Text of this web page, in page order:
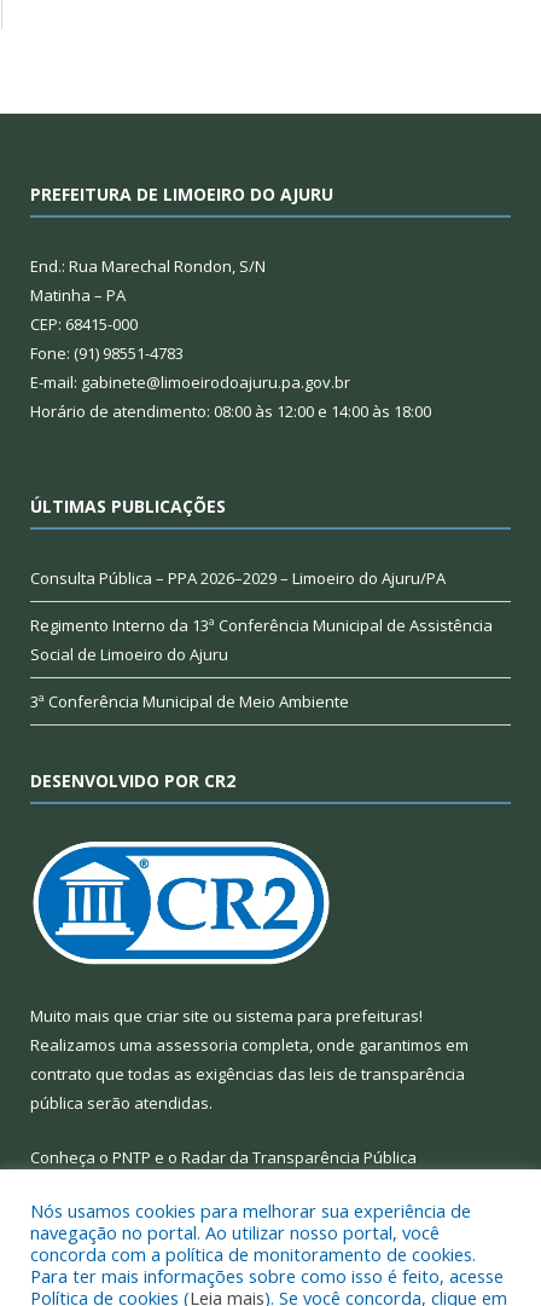
PREFEITURA DE LIMOEIRO DO AJURU
End.: Rua Marechal Rondon, S/N
Matinha – PA
CEP: 68415-000
Fone: (91) 98551-4783
E-mail: gabinete@limoeirodoajuru.pa.gov.br
Horário de atendimento: 08:00 às 12:00 e 14:00 às 18:00
ÚLTIMAS PUBLICAÇÕES
Consulta Pública – PPA 2026–2029 – Limoeiro do Ajuru/PA
Regimento Interno da 13ª Conferência Municipal de Assistência
Social de Limoeiro do Ajuru
3ª Conferência Municipal de Meio Ambiente
DESENVOLVIDO POR CR2
Muito mais que criar site ou sistema para prefeituras!
Realizamos uma assessoria completa, onde garantimos em
contrato que todas as exigências das leis de transparência
pública serão atendidas.
Conheça o PNTP e o Radar da Transparência Pública
Todos os direitos reservados a Prefeitura Municipal de Limoeiro
Nós usamos cookies para melhorar sua experiência de
navegação no portal. Ao utilizar nosso portal, você
concorda com a política de monitoramento de cookies.
Para ter mais informações sobre como isso é feito, acesse
Política de cookies (Leia mais). Se você concorda, clique em